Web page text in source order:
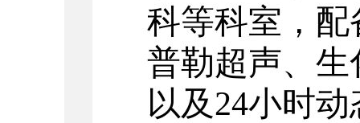
科等科室，配
普勒超声、
以及24小时